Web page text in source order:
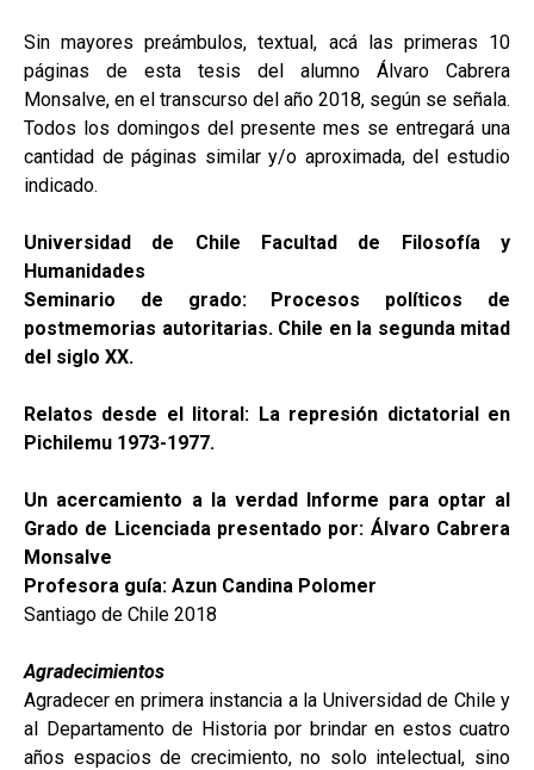
Sin mayores preámbulos, textual, acá las primeras 10
páginas de esta tesis del alumno Álvaro Cabrera
Monsalve, en el transcurso del año 2018, según se señala.
Todos los domingos del presente mes se entregará una
cantidad de páginas similar y/o aproximada, del estudio
indicado.
Universidad de Chile Facultad de Filosofía y
Humanidades
Seminario de grado: Procesos políticos de
postmemorias autoritarias. Chile en la segunda mitad
del siglo XX.
Relatos desde el litoral: La represión dictatorial en
Pichilemu 1973-1977.
Un acercamiento a la verdad Informe para optar al
Grado de Licenciada presentado por: Álvaro Cabrera
Monsalve
Profesora guía: Azun Candina Polomer
Santiago de Chile 2018
Agradecimientos
Agradecer en primera instancia a la Universidad de Chile y
al Departamento de Historia por brindar en estos cuatro
años espacios de crecimiento, no solo intelectual, sino